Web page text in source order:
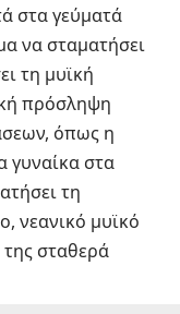
στα γεύματά
να σταματήσει
τη μυϊκή
πρόσληψη
όπως η
γυναίκα στα
τη
νεανικό μυϊκό
σταθερά